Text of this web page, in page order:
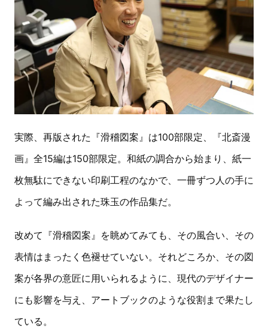
実際、再版された『滑稽図案』は100部限定、『北斎漫
画』全15編は150部限定。和紙の調合から始まり、紙一
枚無駄にできない印刷工程のなかで、一冊ずつ人の手に
よって編み出された珠玉の作品集だ。
改めて『滑稽図案』を眺めてみても、その風合い、その
表情はまったく色褪せていない。それどころか、その図
案が各界の意匠に用いられるように、現代のデザイナー
にも影響を与え、アートブックのような役割まで果たし
ている。